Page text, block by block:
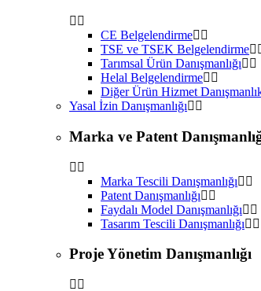
CE Belgelendirme
TSE ve TSEK Belgelendirme
Tarımsal Ürün Danışmanlığı
Helal Belgelendirme
Diğer Ürün Hizmet
Yasal İzin Danışmanlığı
Marka ve Patent
Marka Tescili Danışmanlığı
Patent Danışmanlığı
Faydalı Model Danışmanlığı
Tasarım Tescili Danışmanlığı
Proje Yönetim Danışmanlığı